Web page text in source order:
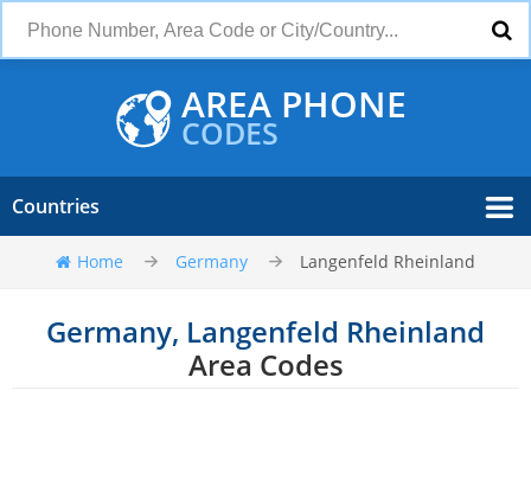
AREA PHONE
CODES
Countries
Home Germany Langenfeld Rheinland
Germany, Langenfeld Rheinland
Area Codes